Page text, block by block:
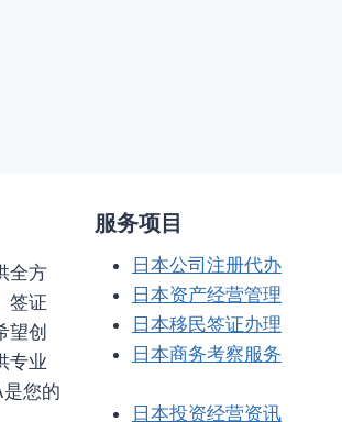
全方
签证
望创
专业
您的
服务项目
日本公司注册代办
日本资产经营管理
日本移民签证办理
日本商务考察服务
日本投资经营资讯